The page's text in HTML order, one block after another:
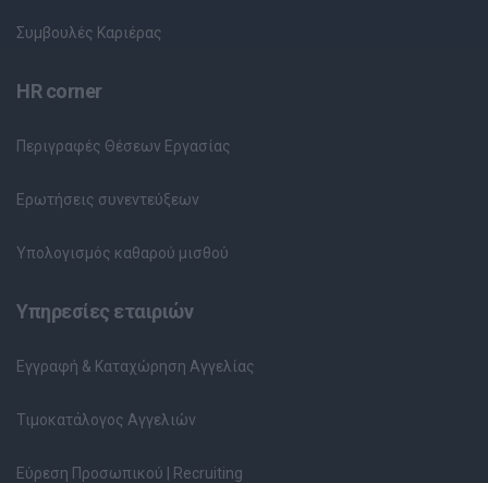
Συμβουλές Καριέρας
HR corner
Περιγραφές Θέσεων Εργασίας
Ερωτήσεις συνεντεύξεων
Υπολογισμός καθαρού μισθού
Υπηρεσίες εταιριών
Εγγραφή & Καταχώρηση Αγγελίας
Τιμοκατάλογος Αγγελιών
Εύρεση Προσωπικού | Recruiting